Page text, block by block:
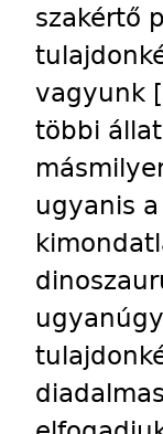
szakértő
vagyunk
többi
ugyanis